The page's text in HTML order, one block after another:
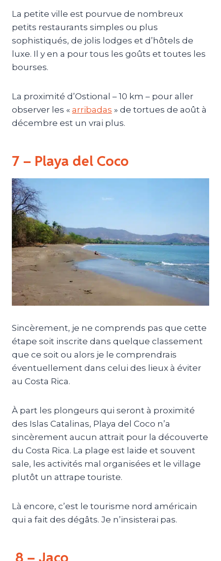
La petite ville est pourvue de nombreux
petits restaurants simples ou plus
sophistiqués, de jolis lodges et d’hôtels de
luxe. Il y en a pour tous les goûts et toutes les
bourses.
La proximité d’Ostional – 10 km – pour aller
observer les « arribadas » de tortues de août à
décembre est un vrai plus.
7 – Playa del Coco
Sincèrement, je ne comprends pas que cette
étape soit inscrite dans quelque classement
que ce soit ou alors je le comprendrais
éventuellement dans celui des lieux à éviter
au Costa Rica.
À part les plongeurs qui seront à proximité
des Islas Catalinas, Playa del Coco n’a
sincèrement aucun attrait pour la découverte
du Costa Rica. La plage est laide et souvent
sale, les activités mal organisées et le village
plutôt un attrape touriste.
Là encore, c’est le tourisme nord américain
qui a fait des dégâts. Je n’insisterai pas.